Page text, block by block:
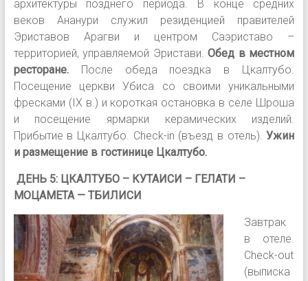
архитектуры позднего периода. В конце средних
веков Ананури служил резиденцией правителей
Эриставов Арагви и центром Саэриставо –
территорией, управляемой Эристави.Обед в местном
ресторане.
После обеда поездка в Цкалтубо.
Посещение церкви Убиса со своими уникальными
фресками (IX в.) и короткая остановка в селе Шроша
и посещение ярмарки керамических изделий.
Прибытие в Цкалтубо. Сheck-in (въезд в отель). Ужин
и размещение в гостинице Цкалтубо.
ДЕНЬ 5: ЦКАЛТУБО – КУТАИСИ – ГЕЛАТИ –
МОЦАМЕТА — ТБИЛИСИ
Завтрак
в отеле.
Сheck-out
(выписка